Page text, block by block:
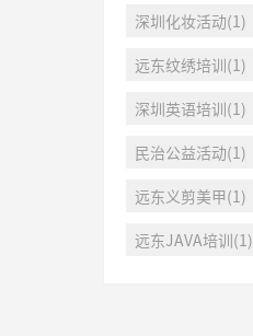
深圳化妆活动(1)
远东纹绣培训(1)
深圳英语培训(1)
民治公益活动(1)
远东义剪美甲(1)
远东JAVA培训(1)